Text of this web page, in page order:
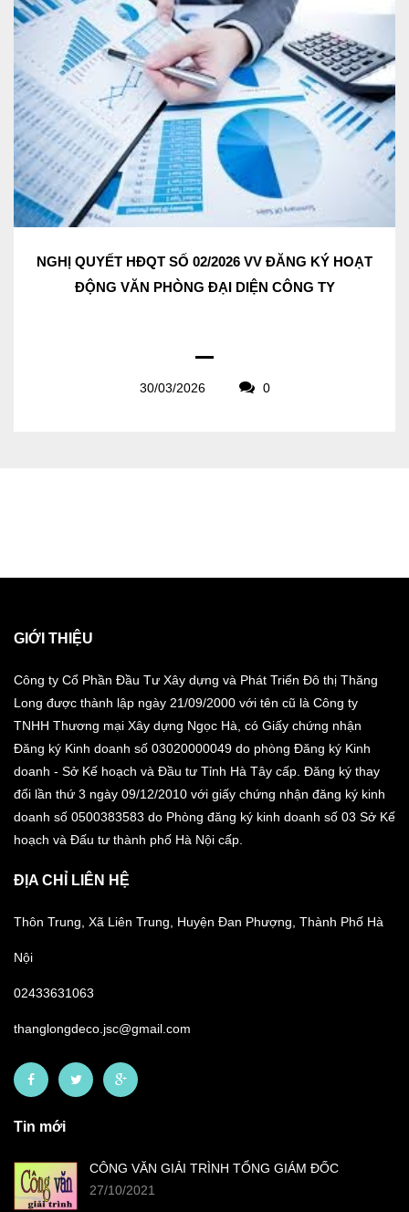
NGHỊ QUYẾT HĐQT SỐ 02/2026 VV ĐĂNG KÝ HOẠT
ĐỘNG VĂN PHÒNG ĐẠI DIỆN CÔNG TY
30/03/2026 0
GIỚI THIỆU
Công ty Cổ Phần Đầu Tư Xây dựng và Phát Triển Đô thị Thăng
Long được thành lập ngày 21/09/2000 với tên cũ là Công ty
TNHH Thương mại Xây dựng Ngọc Hà, có Giấy chứng nhận
Đăng ký Kinh doanh số 03020000049 do phòng Đăng ký Kinh
doanh - Sở Kế hoạch và Đầu tư Tỉnh Hà Tây cấp. Đăng ký thay
đổi lần thứ 3 ngày 09/12/2010 với giấy chứng nhận đăng ký kinh
doanh số 0500383583 do Phòng đăng ký kinh doanh số 03 Sở Kế
hoạch và Đấu tư thành phố Hà Nội cấp.
ĐỊA CHỈ LIÊN HỆ
Thôn Trung, Xã Liên Trung, Huyện Đan Phượng, Thành Phố Hà
Nội
02433631063
thanglongdeco.jsc@gmail.com
Tin mới
CÔNG VĂN GIẢI TRÌNH TỔNG GIÁM ĐỐC
27/10/2021